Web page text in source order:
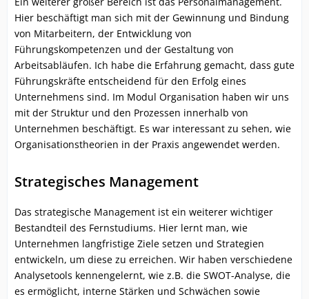
Hier beschäftigt man sich mit der Gewinnung und Bindung
von Mitarbeitern, der Entwicklung von
Führungskompetenzen und der Gestaltung von
Arbeitsabläufen. Ich habe die Erfahrung gemacht, dass gute
Führungskräfte entscheidend für den Erfolg eines
Unternehmens sind. Im Modul Organisation haben wir uns
mit der Struktur und den Prozessen innerhalb von
Unternehmen beschäftigt. Es war interessant zu sehen, wie
Organisationstheorien in der Praxis angewendet werden.
Strategisches Management
Das strategische Management ist ein weiterer wichtiger
Bestandteil des Fernstudiums. Hier lernt man, wie
Unternehmen langfristige Ziele setzen und Strategien
entwickeln, um diese zu erreichen. Wir haben verschiedene
Analysetools kennengelernt, wie z.B. die SWOT-Analyse, die
es ermöglicht, interne Stärken und Schwächen sowie